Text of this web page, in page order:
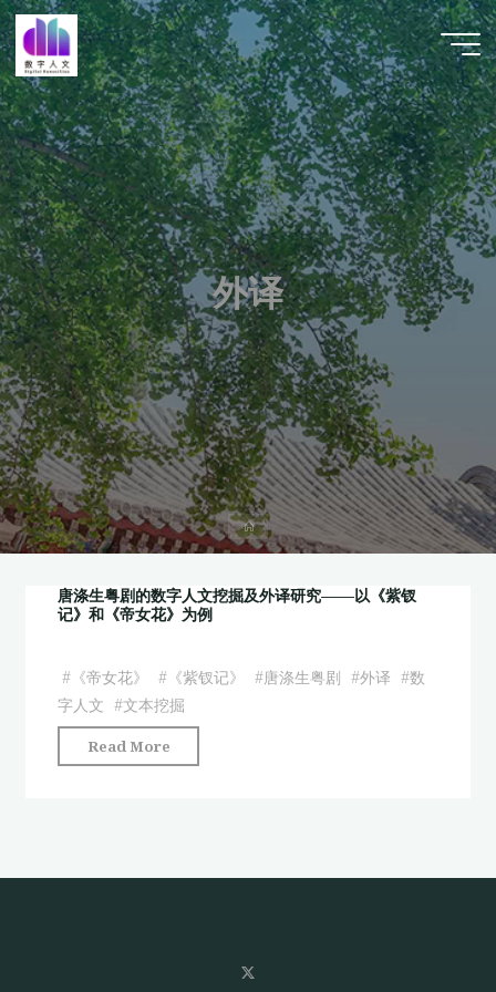
跳
至
内
容
数字人
文 |
DHCN
外译
首
页
唐涤生粤剧的数字人文挖掘及外译研究——以《紫钗
记》和《帝女花》为例
#《帝女花》 #《紫钗记》 #唐涤生粤剧 #外译 #数
字人文 #文本挖掘
Read More
涤
的